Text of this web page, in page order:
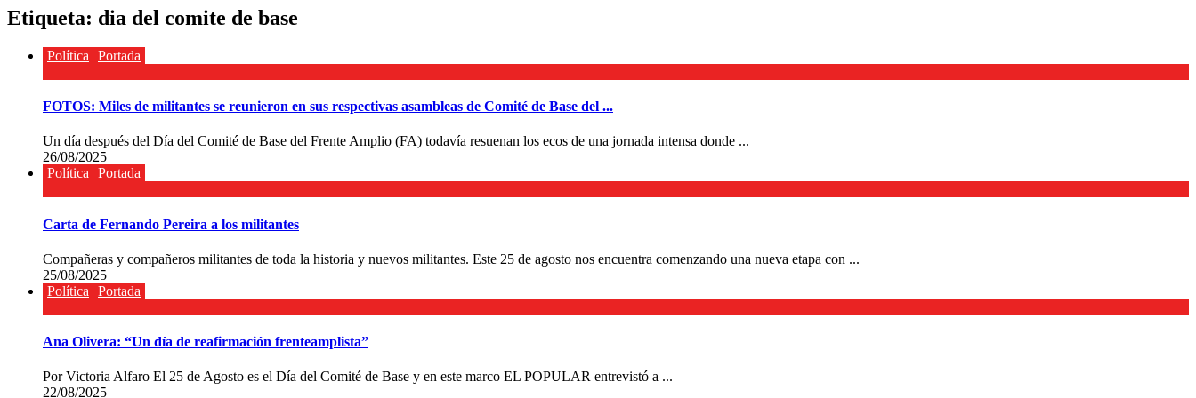
Etiqueta: dia del comite de base
Política Portada
FOTOS: Miles de militantes se reunieron en sus respectivas asambleas de Comité de Base del ...
Un día después del Día del Comité de Base del Frente Amplio (FA) todavía resuenan los ecos de una jornada intensa donde ...
26/08/2025
Política
Portada
Carta de Fernando Pereira a los militantes
Compañeras y compañeros militantes de toda la historia y nuevos militantes. Este 25 de agosto nos encuentra comenzando una nueva etapa con ...
25/08/2025
Política
Portada
Ana Olivera: “Un día de reafirmación frenteamplista”
Por Victoria Alfaro El 25 de Agosto es el Día del Comité de Base y en este marco EL POPULAR entrevistó a ...
22/08/2025